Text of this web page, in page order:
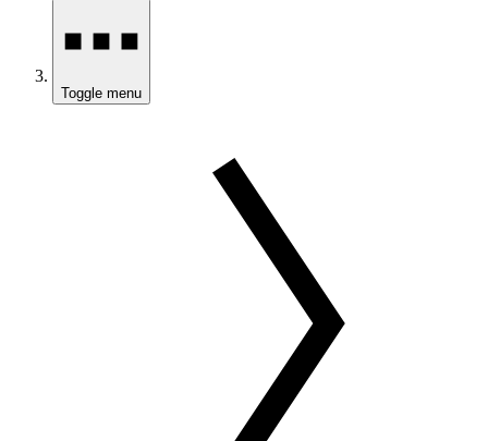
Toggle menu